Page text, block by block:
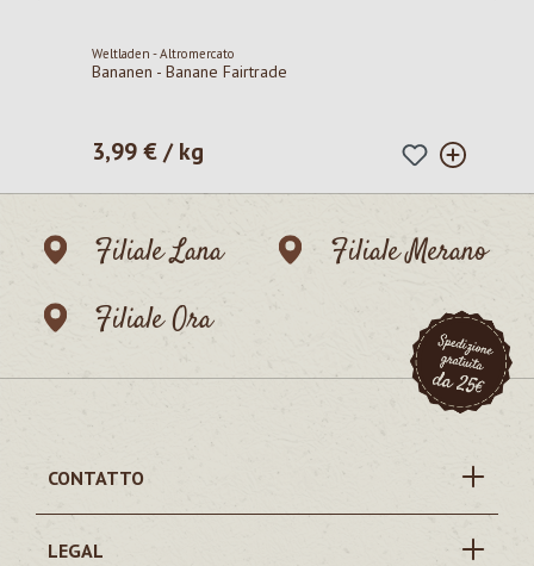
Weltladen - Altromercato
Bananen - Banane Fairtrade
Prezzo normale:
3,99 € / kg
Filiale Lana
Filiale Merano
Filiale Ora
CONTATTO
LEGAL